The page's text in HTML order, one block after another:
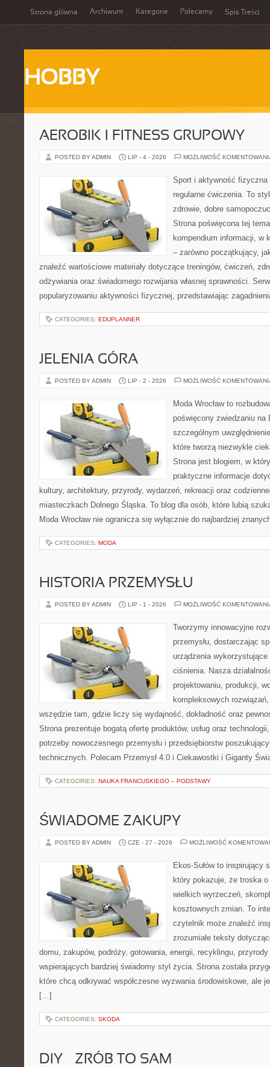
Strona główna Archiwum Kategorie Polecamy Spis Treści
HOBBY
AEROBIK I FITNESS GRUPOWY
POSTED BY ADMIN LIP - 4 - 2026 MOŻLIWOŚĆ
Sport i aktywność
regularne ćwiczenia. To
zdrowie, dobre
Strona poświęcona tej
kompendium informacji, w
– zarówno początkujący,
znaleźć wartościowe materiały dotyczące treningów, ćwiczeń,
odżywiania oraz świadomego rozwijania własnej sprawności.
popularyzowaniu aktywności fizycznej, przedstawiając
CATEGORIES: EDUPLANNER
JELENIA GÓRA
POSTED BY ADMIN LIP - 2 - 2026 MOŻLIWOŚĆ
Moda Wrocław to
poświęcony zwiedzaniu na
szczególnym
które tworzą niezwykle
Strona jest blogiem, w
praktyczne informacje
kultury, architektury, przyrody, wydarzeń, rekreacji oraz
miasteczkach Dolnego Śląska. To blog dla osób, które lubią
Moda Wrocław nie ogranicza się wyłącznie do najbardziej
CATEGORIES: MODA
HISTORIA PRZEMYSŁU
POSTED BY ADMIN LIP - 1 - 2026 MOŻLIWOŚĆ
Tworzymy innowacyjne
przemysłu, dostarczając
urządzenia
ciśnienia. Nasza
projektowaniu, produkcji,
kompleksowych
wszędzie tam, gdzie liczy się wydajność, dokładność oraz
Strona prezentuje bogatą ofertę produktów, usług oraz
potrzeby nowoczesnego przemysłu i przedsiębiorstw
technicznych. Polecam Przemysł 4.0 i Ciekawostki i Giganty
CATEGORIES: NAUKA FRANCUSKIEGO – PODSTAWY
ŚWIADOME ZAKUPY
POSTED BY ADMIN CZE - 27 - 2026 MOŻLIWOŚĆ
Ekos-Sułów to inspirujący
który pokazuje, że troska
wielkich wyrzeczeń,
kosztownych zmian. To
czytelnik może znaleźć
zrozumiałe teksty
domu, zakupów, podróży, gotowania, energii, recyklingu,
wspierających bardziej świadomy styl życia. Strona została
które chcą odkrywać współczesne wyzwania środowiskowe, ale
[…]
CATEGORIES: SKODA
DIY – ZRÓB TO SAM